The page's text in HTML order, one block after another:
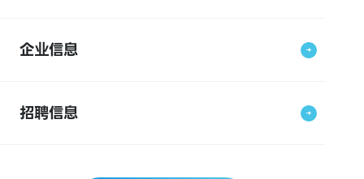
企业信息
招聘信息